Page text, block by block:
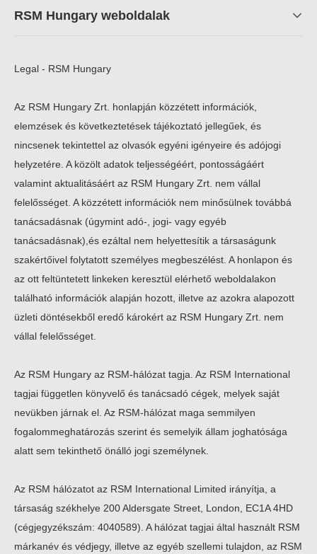
RSM Hungary weboldalak
Legal - RSM Hungary
Az RSM Hungary Zrt. honlapján közzétett információk,
elemzések és következtetések tájékoztató jellegűek, és
nincsenek tekintettel az olvasók egyéni igényeire és adójogi
helyzetére. A közölt adatok teljességéért, pontosságáért
valamint aktualitásáért az RSM Hungary Zrt. nem vállal
felelősséget. A közzétett információk nem minősülnek továbbá
tanácsadásnak (úgymint adó-, jogi- vagy egyéb
tanácsadásnak),és ezáltal nem helyettesítik a társaságunk
szakértőivel folytatott személyes megbeszélést. A honlapon és
az ott feltüntetett linkeken keresztül elérhető weboldalakon
található információk alapján hozott, illetve az azokra alapozott
üzleti döntésekből eredő károkért az RSM Hungary Zrt. nem
vállal felelősséget.
Az RSM Hungary az RSM-hálózat tagja. Az RSM International
tagjai független könyvelő és tanácsadó cégek, melyek saját
nevükben járnak el. Az RSM-hálózat maga semmilyen
fogalommeghatározás szerint és semelyik állam joghatósága
alatt sem tekinthető önálló jogi személynek.
Az RSM hálózatot az RSM International Limited irányítja, a
társaság székhelye 200 Aldersgate Street, London, EC1A 4HD
(cégjegyzékszám: 4040589). A hálózat tagjai által használt RSM
márkanév és védjegy, illetve az egyéb szellemi tulajdon, az RSM